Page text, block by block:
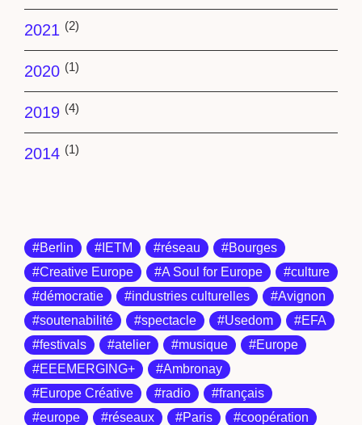
2021 (2)
2020 (1)
2019 (4)
2014 (1)
#Berlin #IETM #réseau
#Bourges
#Creative Europe
#A Soul for Europe
#culture
#démocratie
#industries culturelles
#Avignon
#soutenabilité
#spectacle #Usedom
#EFA
#festivals
#atelier #musique
#Europe
#EEEMERGING+
#Ambronay
#Europe Créative
#radio
#français
#europe
#réseaux #Paris
#coopération